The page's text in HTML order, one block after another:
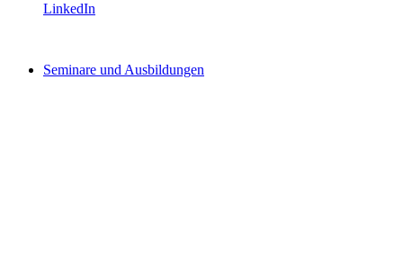
LinkedIn
Seminare und Ausbildungen